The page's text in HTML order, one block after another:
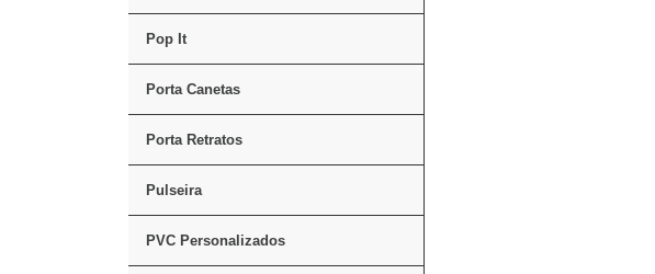
Pop It
Porta Canetas
Porta Retratos
Pulseira
PVC Personalizados